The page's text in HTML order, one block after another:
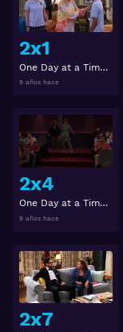
2x1
One Day at a Time (Día a Día) 2x1
9 años hace
2x4
One Day at a Time (Día a Día) 2x4
9 años hace
2x7